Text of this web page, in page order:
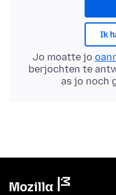
Ik
Jo moatte jo
berjochten te
as jo noch